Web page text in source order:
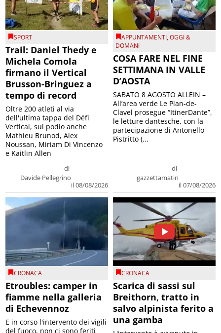
SPORT
Trail: Daniel Thedy e
Michela Comola
firmano il Vertical
Brusson-Bringuez a
tempo di record
di
Davide Pellegrino
il 08/08/2026
Oltre 200 atleti al via
dell'ultima tappa del Défì
Vertical, sul podio anche
Mathieu Brunod, Alex
Noussan, Miriam Di Vincenzo
e Kaitlin Allen
APPUNTAMENTI,OGGI &
DOMANI
COSA FARE NEL FINE
SETTIMANA IN VALLE
D’AOSTA
di
gazzettamatin
il 07/08/2026
SABATO 8 AGOSTO ALLEIN –
All’area verde Le Plan-de-
Clavel prosegue “ItinerDante”,
le letture dantesche, con la
partecipazione di Antonello
Pistritto (...
CRONACA
Etroubles: camper in
fiamme nella galleria
di Echevennoz
E in corso l'intervento dei vigili
del fuoco, non ci sono feriti
CRONACA
Scarica di sassi sul
Breithorn, tratto in
salvo alpinista ferito a
una gamba